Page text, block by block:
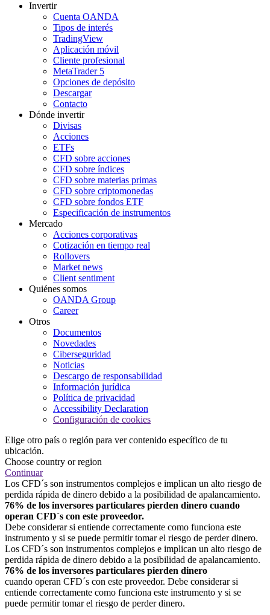
Invertir
Cuenta OANDA
Tipos de interés
TradingView
Aplicación móvil
Cliente profesional
MetaTrader 5
Opciones de depósito
Descargar
Contacto
Dónde invertir
Divisas
Acciones
ETFs
CFD sobre acciones
CFD sobre índices
CFD sobre materias primas
CFD sobre criptomonedas
CFD sobre fondos ETF
Especificación de instrumentos
Mercado
Acciones corporativas
Cotización en tiempo real
Rollovers
Market news
Client sentiment
Quiénes somos
OANDA Group
Career
Otros
Documentos
Novedades
Ciberseguridad
Noticias
Descargo de responsabilidad
Información jurídica
Política de privacidad
Accessibility Declaration
Configuración de cookies
Elige otro país o región para ver contenido específico de tu
ubicación.
Choose country or region
Continuar
Los CFD´s son instrumentos complejos e implican un alto riesgo de
perdida rápida de dinero debido a la posibilidad de apalancamiento.
76% de los inversores particulares pierden dinero cuando
operan CFD´s con este proveedor.
Debe considerar si entiende correctamente como funciona este
instrumento y si se puede permitir tomar el riesgo de perder dinero.
Los CFD´s son instrumentos complejos e implican un alto riesgo de
perdida rápida de dinero debido a la posibilidad de apalancamiento.
76% de los inversores particulares pierden dinero
cuando operan CFD´s con este proveedor. Debe considerar si
entiende correctamente como funciona este instrumento y si se
puede permitir tomar el riesgo de perder dinero.